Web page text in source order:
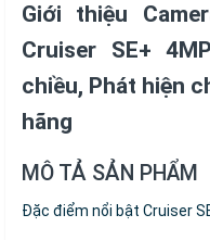
Giới thiệu
Cruiser SE+
chiều, Phát hiện
hãng
MÔ TẢ SẢN PHẨM
Đặc điểm nổi bật Cruiser